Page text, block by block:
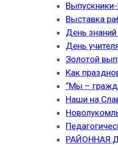
Выставка
День
День
Золотой
Как
“Мы –
Наши на
РАЙОННАЯ